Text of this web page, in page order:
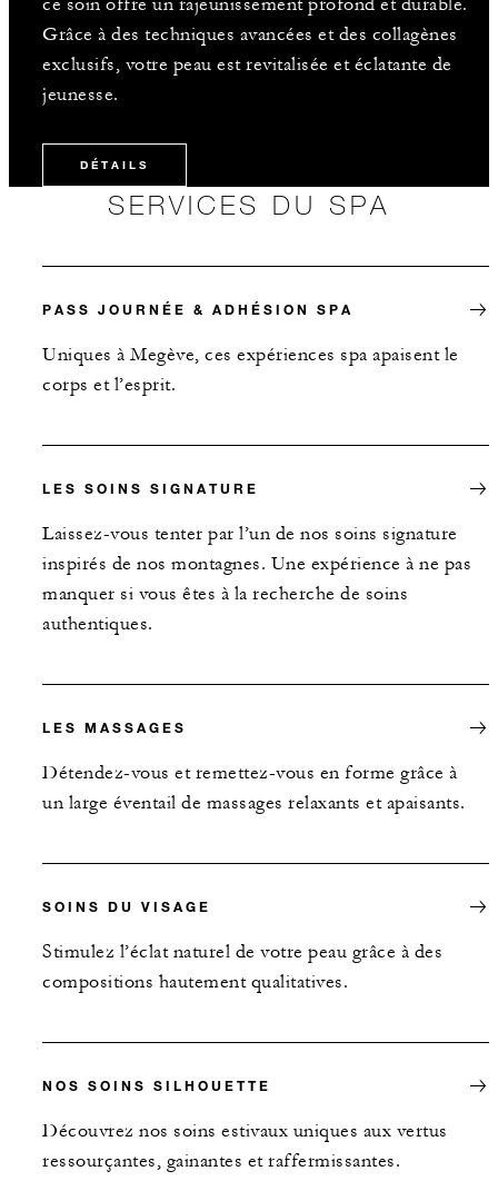
ce soin offre un rajeunissement profond et durable.
Grâce à des techniques avancées et des collagènes
exclusifs, votre peau est revitalisée et éclatante de
jeunesse.
DÉTAILS
SERVICES DU SPA
PASS JOURNÉE & ADHÉSION SPA
Uniques à Megève, ces expériences spa apaisent le
corps et l’esprit.
LES SOINS SIGNATURE
Laissez-vous tenter par l’un de nos soins signature
inspirés de nos montagnes. Une expérience à ne pas
manquer si vous êtes à la recherche de soins
authentiques.
LES MASSAGES
Détendez-vous et remettez-vous en forme grâce à
un large éventail de massages relaxants et apaisants.
SOINS DU VISAGE
Stimulez l’éclat naturel de votre peau grâce à des
compositions hautement qualitatives.
NOS SOINS SILHOUETTE
Découvrez nos soins estivaux uniques aux vertus
ressourçantes, gainantes et raffermissantes.